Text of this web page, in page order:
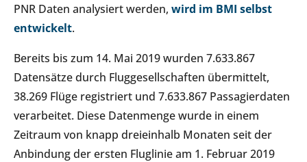
PNR Daten analysiert werden, wird im BMI selbst
entwickelt.
Bereits bis zum 14. Mai 2019 wurden 7.633.867
Datensätze durch Fluggesellschaften übermittelt,
38.269 Flüge registriert und 7.633.867 Passagierdaten
verarbeitet. Diese Datenmenge wurde in einem
Zeitraum von knapp dreieinhalb Monaten seit der
Anbindung der ersten Fluglinie am 1. Februar 2019